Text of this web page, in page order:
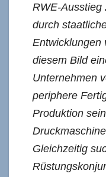
RWE-Ausstieg
durch
Entwicklungen
diesem Bild
Unternehmen
periphere
Produktion
Gleichzeitig